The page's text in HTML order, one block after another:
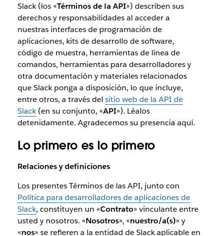
Slack (los «Términos de la API») describen sus
derechos y responsabilidades al acceder a
nuestras interfaces de programación de
aplicaciones, kits de desarrollo de software,
código de muestra, herramientas de línea de
comandos, herramientas para desarrolladores y
otra documentación y materiales relacionados
que Slack ponga a disposición, lo que incluye,
entre otros, a través del sitio web de la API de
Slack(en su conjunto, «API»). Léalos
detenidamente. Agradecemos su presencia aquí.
Lo primero es lo primero
Relaciones y definiciones
Los presentes Términos de las API, junto con
Política para desarrolladores de aplicaciones de
Slack, constituyen un «Contrato» vinculante entre
usted y nosotros. «Nosotros», «nuestro/a(s)» y
«nos» se refieren a la entidad de Slack aplicable en